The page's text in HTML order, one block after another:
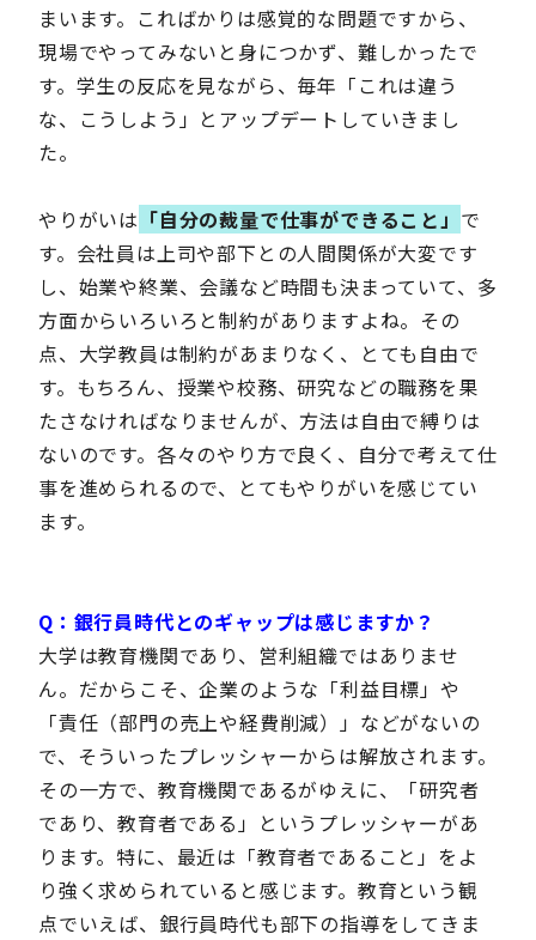
まいます。こればかりは感覚的な問題ですから、
現場でやってみないと身につかず、難しかったで
す。学生の反応を見ながら、毎年「これは違う
な、こうしよう」とアップデートしていきまし
た。
やりがいは 「自分の裁量で仕事ができること」 で
す。会社員は上司や部下との人間関係が大変です
し、始業や終業、会議など時間も決まっていて、多
方面からいろいろと制約がありますよね。その
点、大学教員は制約があまりなく、とても自由で
す。もちろん、授業や校務、研究などの職務を果
たさなければなりませんが、方法は自由で縛りは
ないのです。各々のやり方で良く、自分で考えて仕
事を進められるので、とてもやりがいを感じてい
ます。
Q：銀行員時代とのギャップは感じますか？
大学は教育機関であり、営利組織ではありませ
ん。だからこそ、企業のような「利益目標」や
「責任（部門の売上や経費削減）」などがないの
で、そういったプレッシャーからは解放されます。
その一方で、教育機関であるがゆえに、「研究者
であり、教育者である」というプレッシャーがあ
ります。特に、最近は「教育者であること」をよ
り強く求められていると感じます。教育という観
点でいえば、銀行員時代も部下の指導をしてきま